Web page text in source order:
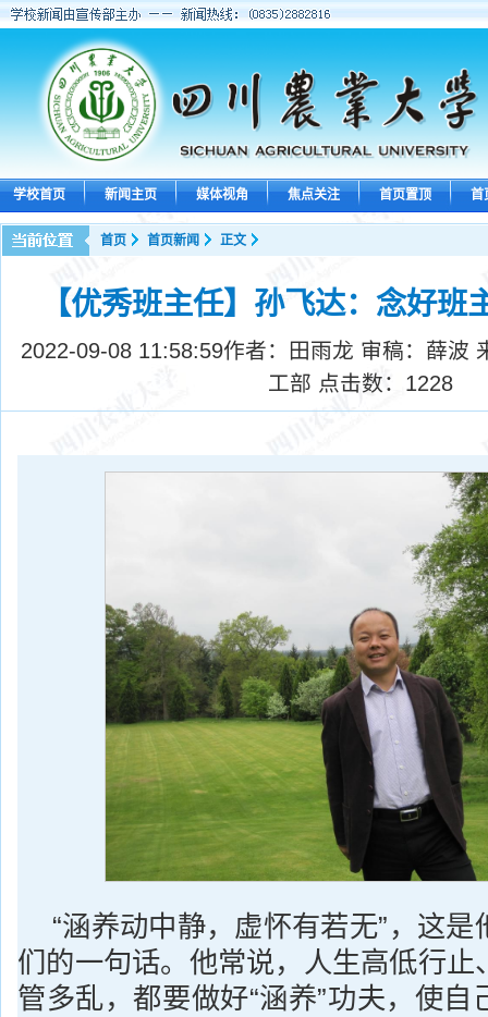
学校首页 新闻主页 媒体视角 焦点关注 首页置顶 首
首页 首页新闻 正文
【优秀班主任】孙飞达：念好班
2022-09-08 11:58:59作者：田雨龙 审稿：薛波
工部 点击数： 1228
“涵养动中静，虚怀有若无”，这
们的一句话。他常说，人生高低行止
管多乱，都要做好“涵养”功夫，使自